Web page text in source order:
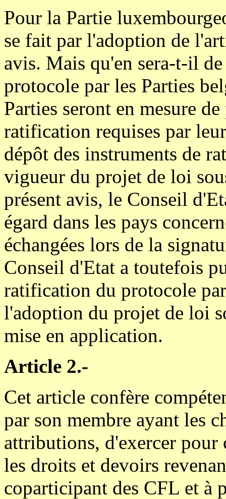
Pour la Partie
se fait par l'adoption de
avis. Mais qu'en sera-t-il
protocole par les Parties
Parties seront en mesure
ratification requises par
dépôt des instruments de
vigueur du projet de loi
présent avis, le Conseil
égard dans les pays
échangées lors de la
Conseil d'Etat a toutefois
ratification du protocole
l'adoption du projet de loi
mise en application.
Article 2.-
Cet article confère
par son membre ayant les
attributions, d'exercer
les droits et devoirs
coparticipant des CFL et à